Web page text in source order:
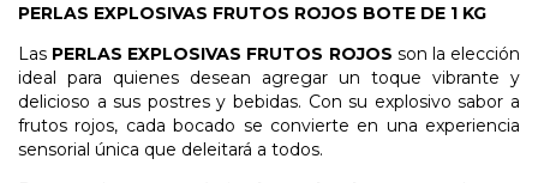
PERLAS EXPLOSIVAS FRUTOS ROJOS BOTE DE 1 KG
Las PERLAS EXPLOSIVAS FRUTOS ROJOS son la elección
ideal para quienes desean agregar un toque vibrante y
delicioso a sus postres y bebidas. Con su explosivo sabor a
frutos rojos, cada bocado se convierte en una experiencia
sensorial única que deleitará a todos.